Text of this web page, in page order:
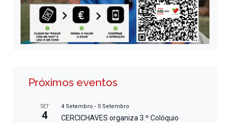
Próximos eventos
SET
4
4 Setembro - 5 Setembro
CERCICHAVES organiza 3.º Colóquio